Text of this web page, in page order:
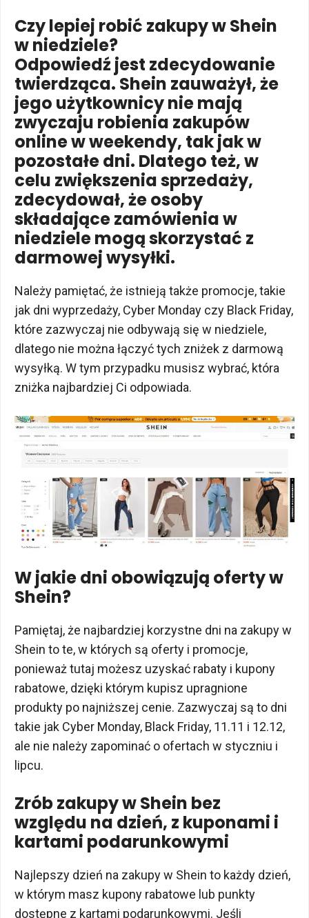
Czy lepiej robić zakupy w Shein
w niedziele?
Odpowiedź jest zdecydowanie
twierdząca. Shein zauważył, że
jego użytkownicy nie mają
zwyczaju robienia zakupów
online w weekendy, tak jak w
pozostałe dni. Dlatego też, w
celu zwiększenia sprzedaży,
zdecydował, że osoby
składające zamówienia w
niedziele mogą skorzystać z
darmowej wysyłki.
Należy pamiętać, że istnieją także promocje, takie
jak dni wyprzedaży, Cyber Monday czy Black Friday,
które zazwyczaj nie odbywają się w niedziele,
dlatego nie można łączyć tych zniżek z darmową
wysyłką. W tym przypadku musisz wybrać, która
zniżka najbardziej Ci odpowiada.
W jakie dni obowiązują oferty w
Shein?
Pamiętaj, że najbardziej korzystne dni na zakupy w
Shein to te, w których są oferty i promocje,
ponieważ tutaj możesz uzyskać rabaty i kupony
rabatowe, dzięki którym kupisz upragnione
produkty po najniższej cenie. Zazwyczaj są to dni
takie jak Cyber Monday, Black Friday, 11.11 i 12.12,
ale nie należy zapominać o ofertach w styczniu i
lipcu.
Zrób zakupy w Shein bez
względu na dzień, z kuponami i
kartami podarunkowymi
Najlepszy dzień na zakupy w Shein to każdy dzień,
w którym masz kupony rabatowe lub punkty
dostępne z kartami podarunkowymi. Jeśli